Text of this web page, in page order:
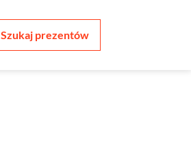
Szukaj prezentów